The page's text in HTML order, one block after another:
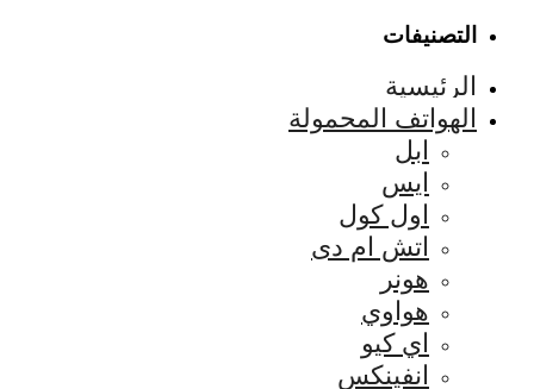
التصنيفات
الرئيسية
الهواتف المحمولة
ابل
ايس
اول كول
اتش ام دى
هونر
هواوي
اي كيو
انفينكس